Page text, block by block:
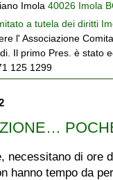
Imola 40026 Imola
a tutela dei diritti
l' Associazione
Il primo Pres. è stato
125 1299
necessitano di ore
hanno tempo da